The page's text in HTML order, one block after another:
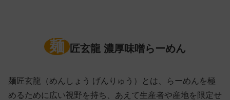
麺 匠玄龍 濃厚味噌らーめん
麺匠玄龍（めんしょう げんりゅう）とは、らーめんを極
めるために広い視野を持ち、あえて生産者や産地を限定せ